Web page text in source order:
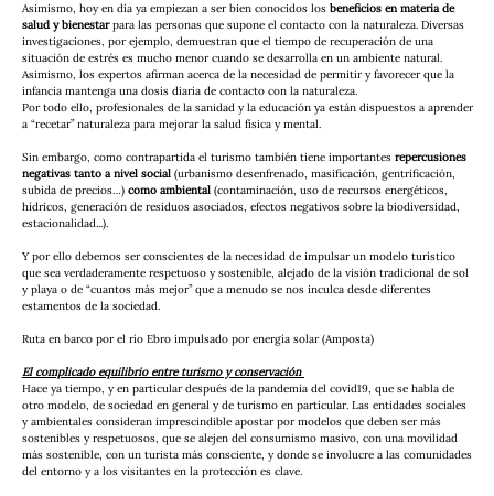
Asimismo, hoy en día ya empiezan a ser bien conocidos los beneficios en materia de
salud y bienestar para las personas que supone el contacto con la naturaleza. Diversas
investigaciones, por ejemplo, demuestran que el tiempo de recuperación de una
situación de estrés es mucho menor cuando se desarrolla en un ambiente natural.
Asimismo, los expertos afirman acerca de la necesidad de permitir y favorecer que la
infancia mantenga una dosis diaria de contacto con la naturaleza.
Por todo ello, profesionales de la sanidad y la educación ya están dispuestos a aprender
a “recetar” naturaleza para mejorar la salud física y mental.
Sin embargo, como contrapartida el turismo también tiene importantes repercusiones
negativas tanto a nivel social (urbanismo desenfrenado, masificación, gentrificación,
subida de precios…) como ambiental (contaminación, uso de recursos energéticos,
hídricos, generación de residuos asociados, efectos negativos sobre la biodiversidad,
estacionalidad...).
Y por ello debemos ser conscientes de la necesidad de impulsar un modelo turístico
que sea verdaderamente respetuoso y sostenible, alejado de la visión tradicional de sol
y playa o de “cuantos más mejor” que a menudo se nos inculca desde diferentes
estamentos de la sociedad.
Ruta en barco por el río Ebro impulsado por energía solar (Amposta)
El complicado equilibrio entre turismo y conservación
Hace ya tiempo, y en particular después de la pandemia del covid19, que se habla de
otro modelo, de sociedad en general y de turismo en particular. Las entidades sociales
y ambientales consideran imprescindible apostar por modelos que deben ser más
sostenibles y respetuosos, que se alejen del consumismo masivo, con una movilidad
más sostenible, con un turista más consciente, y donde se involucre a las comunidades
del entorno y a los visitantes en la protección es clave.